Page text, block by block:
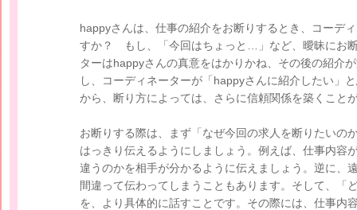
happyさんは、仕事の紹介をお断りするとき、コーデ
すか？ もし、「今回はちょっと…」など、曖昧にお
ターはhappyさんの真意をはかりかね、その後の紹介
し、コーディネーターが「happyさんに紹介したい」
から、断り方によっては、さらに信頼関係を築くこと
お断りする際は、まず「なぜ今回の求人を断りたいの
はっきり伝えるようにしましょう。例えば、仕事内容
違うのかを相手が分かるように伝えましょう。逆に、
間違って伝わってしまうこともあります。そして、「
を、より具体的に話すことです。その際には、仕事内